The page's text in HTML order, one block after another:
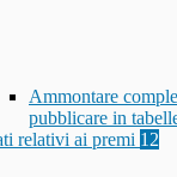
Ammontare
pubblicare in
relativi ai premi 12